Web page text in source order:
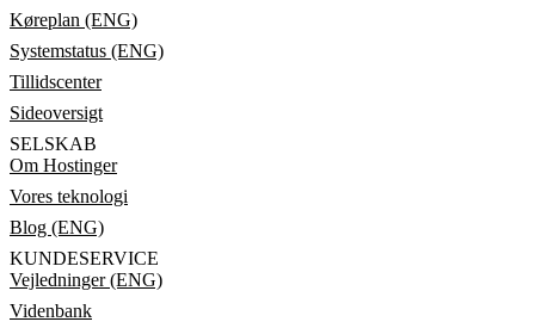
Køreplan (ENG)
Systemstatus (ENG)
Tillidscenter
Sideoversigt
SELSKAB
Om Hostinger
Vores teknologi
Blog (ENG)
KUNDESERVICE
Vejledninger (ENG)
Videnbank